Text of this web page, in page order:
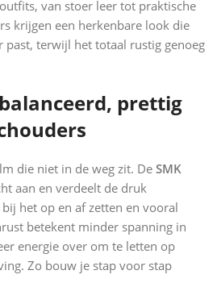
van stoer leer tot praktische
krijgen een herkenbare look die
terwijl het totaal rustig genoeg
prettig
die niet in de weg zit. De SMK
aan en verdeelt de druk
het op en af zetten en vooral
betekent minder spanning in
energie over om te letten op
Zo bouw je stap voor stap